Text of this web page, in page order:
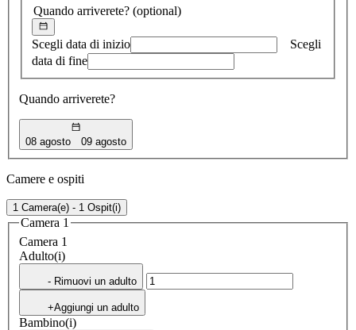
Quando arriverete? (optional)
Scegli data di inizio
Scegli
data di fine
Quando arriverete?
08 agosto 09 agosto
Camere e ospiti
1 Camera(e) - 1 Ospit(i)
Camera 1
Camera 1
Adulto(i)
- Rimuovi un adulto
+Aggiungi un adulto
Bambino(i)